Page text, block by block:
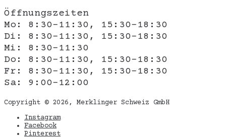
Öffnungszeiten
Mo: 8:30-11:30, 15:30-18:30
Di: 8:30-11:30, 15:30-18:30
Mi: 8:30-11:30
Do: 8:30-11:30, 15:30-18:30
Fr: 8:30-11:30, 15:30-18:30
Sa: 9:00-12:00
Copyright © 2026, Merklinger Schweiz GmbH
Instagram
Facebook
Pinterest